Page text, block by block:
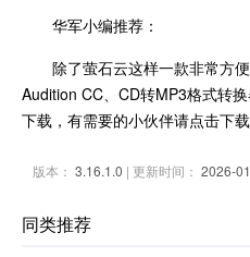
华军小编推荐：
除了萤石云这样一款非常方
Audition CC、CD转MP3格式转
下载，有需要的小伙伴请点击下载
版本： 3.16.1.0 | 更新时间： 2026-
同类推荐